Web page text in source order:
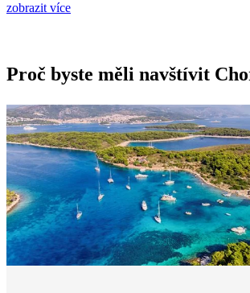
zobrazit více
Proč byste měli navštívit